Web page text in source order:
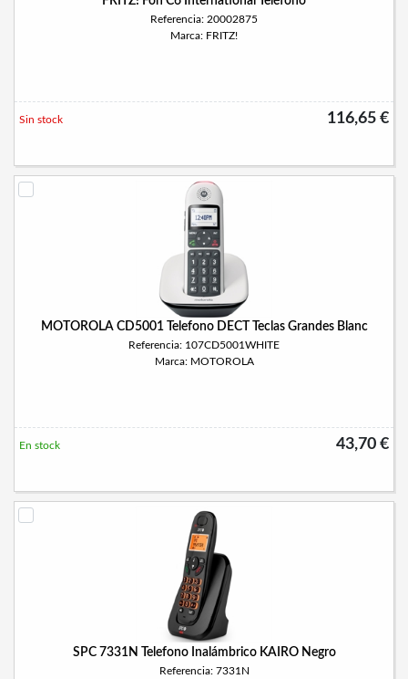
Referencia: 20002875
Marca: FRITZ!
116,65 €
Sin stock
MOTOROLA CD5001 Telefono DECT Teclas Grandes Blanc
Referencia: 107CD5001WHITE
Marca: MOTOROLA
43,70 €
En stock
SPC 7331N Telefono Inalámbrico KAIRO Negro
Referencia: 7331N